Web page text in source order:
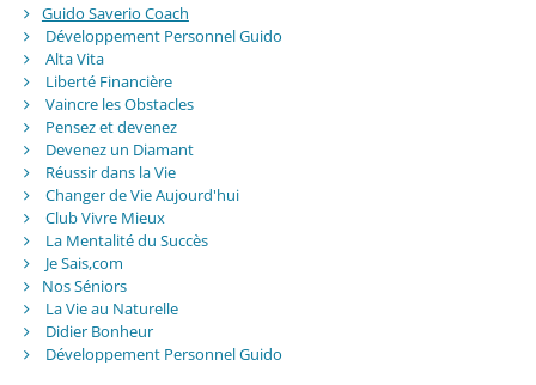
Guido Saverio Coach
Développement Personnel Guido
Alta Vita
Liberté Financière
Vaincre les Obstacles
Pensez et devenez
Devenez un Diamant
Réussir dans la Vie
Changer de Vie Aujourd'hui
Club Vivre Mieux
La Mentalité du Succès
Je Sais,com
Nos Séniors
La Vie au Naturelle
Didier Bonheur
Développement Personnel Guido